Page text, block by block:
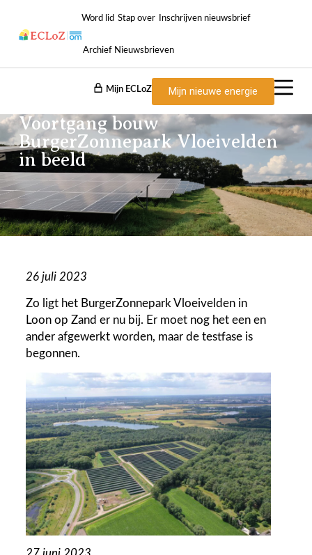
Word lid Stap over Inschrijven nieuwsbrief
Archief Nieuwsbrieven
Mijn nieuwe energie
Mijn ECLoZ
Voortgang bouw
BurgerZonnepark Vloeivelden
in beeld
26 juli 2023
Zo ligt het BurgerZonnepark Vloeivelden in
Loon op Zand er nu bij. Er moet nog het een en
ander afgewerkt worden, maar de testfase is
begonnen.